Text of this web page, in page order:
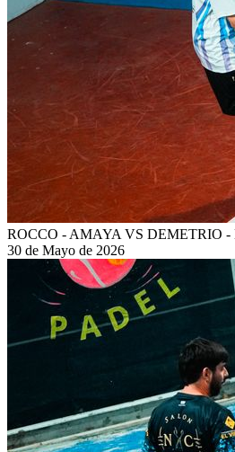
ROCCO - AMAYA VS DEMETRIO -
30 de Mayo de 2026